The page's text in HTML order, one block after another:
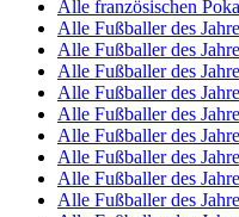
Alle französischen
Alle Fußballer des
Alle Fußballer des
Alle Fußballer des
Alle Fußballer des
Alle Fußballer des
Alle Fußballer des
Alle Fußballer des
Alle Fußballer des
Alle Fußballer des